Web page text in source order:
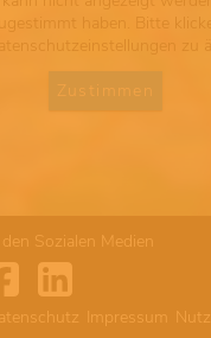
haben. Bitte
zu
Zustimmen
Sozialen Medien
Impressum